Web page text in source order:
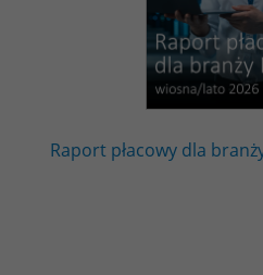
Raport płacowy dla